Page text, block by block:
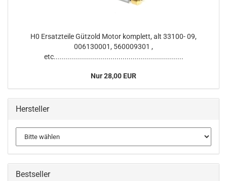
H0 Ersatzteile Gützold Motor komplett, alt 33100- 09,
006130001, 560009301 ,
etc................................................................
Nur 28,00 EUR
Hersteller
Bestseller